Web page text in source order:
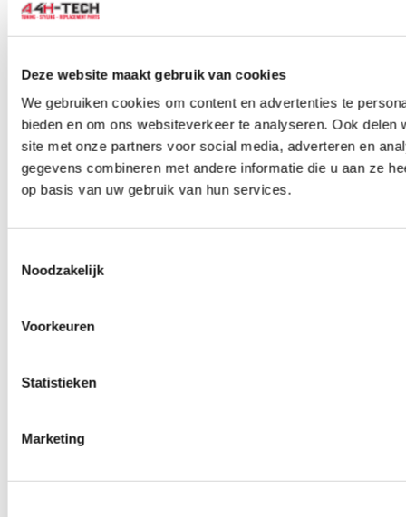
Deze website maakt gebruik van cookies
We gebruiken cookies om content en advertenties te
bieden en om ons websiteverkeer te analyseren. Ook
site met onze partners voor social media, adverteren en
gegevens combineren met andere informatie die u aan ze
op basis van uw gebruik van hun services.
Noodzakelijk
Voorkeuren
Statistieken
Marketing
0producten beschikbaar
Wiellagers & Naven
0producten beschikbaar
0producten beschikbaar
Spoorverbreders
0producten beschikbaar
Wielmoeren
0producten beschikbaar
Draadeinden
0 producten beschikbaar
0producten beschikbaar
0producten beschikbaar